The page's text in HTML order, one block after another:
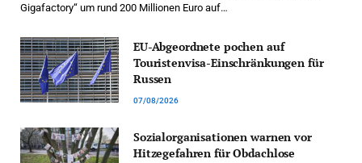
Gigafactory“ um rund 200 Millionen Euro auf…
EU-Abgeordnete pochen auf
Touristenvisa-Einschränkungen für
Russen
07/08/2026
Sozialorganisationen warnen vor
Hitzegefahren für Obdachlose